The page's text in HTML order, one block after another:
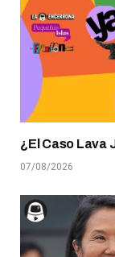
¿El Caso Lava
07/08/2026